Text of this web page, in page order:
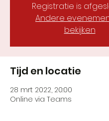
Registratie is
Andere
bekijken
Tijd en locatie
28 mrt 2022, 20:00
Online via Teams